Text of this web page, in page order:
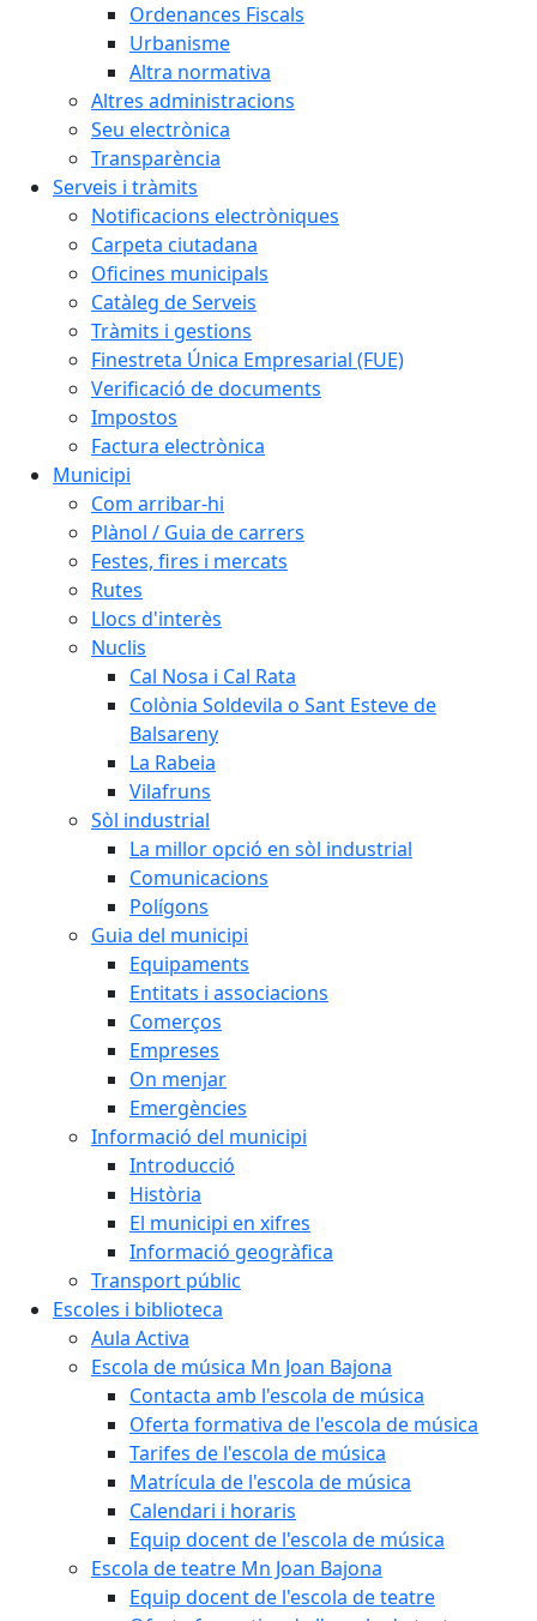
Ordenances Fiscals
Urbanisme
Altra normativa
Altres administracions
Seu electrònica
Transparència
Serveis i tràmits
Notificacions electròniques
Carpeta ciutadana
Oficines municipals
Catàleg de Serveis
Tràmits i gestions
Finestreta Única Empresarial (FUE)
Verificació de documents
Impostos
Factura electrònica
Municipi
Com arribar-hi
Plànol / Guia de carrers
Festes, fires i mercats
Rutes
Llocs d'interès
Nuclis
Cal Nosa i Cal Rata
Colònia Soldevila o Sant Esteve de
Balsareny
La Rabeia
Vilafruns
Sòl industrial
La millor opció en sòl industrial
Comunicacions
Polígons
Guia del municipi
Equipaments
Entitats i associacions
Comerços
Empreses
On menjar
Emergències
Informació del municipi
Introducció
Història
El municipi en xifres
Informació geogràfica
Transport públic
Escoles i biblioteca
Aula Activa
Escola de música Mn Joan Bajona
Contacta amb l'escola de música
Oferta formativa de l'escola de música
Tarifes de l'escola de música
Matrícula de l'escola de música
Calendari i horaris
Equip docent de l'escola de música
Escola de teatre Mn Joan Bajona
Equip docent de l'escola de teatre